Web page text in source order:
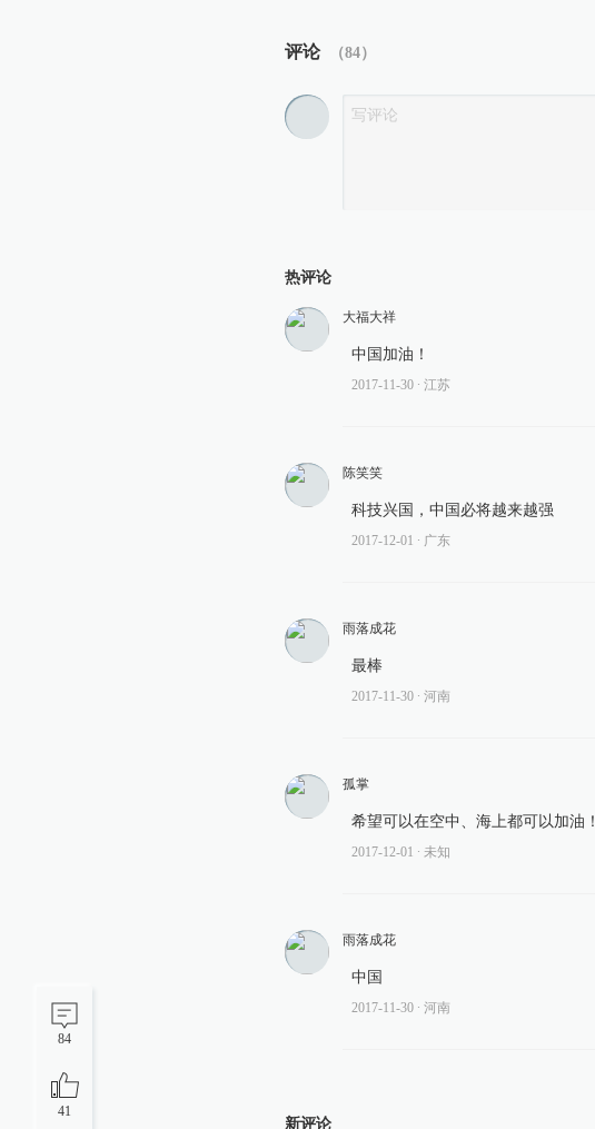
84
41
评论 （84）
热评论
大福大祥
中国加油！
2017-11-30 ∙ 江苏
陈笑笑
科技兴国，中国必将越来越强
2017-12-01 ∙ 广东
雨落成花
最棒
2017-11-30 ∙ 河南
孤掌
希望可以在空中、海上都可以加油！
2017-12-01 ∙ 未知
雨落成花
中国
2017-11-30 ∙ 河南
新评论